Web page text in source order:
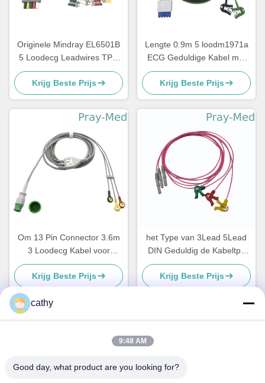
Originele Mindray EL6501B
5 Loodecg Leadwires TPU
Jasje AHA/IEC
Krijg Beste Prijs
Lengte 0.9m 5 loodm1971a
ECG Geduldige Kabel met
Klemtpu Jasje
Krijg Beste Prijs
Om 13 Pin Connector 3.6m
3 Loodecg Kabel voor
Mediana D500
Krijg Beste Prijs
het Type van 3Lead 5Lead
DIN Geduldig de Kabeltpu
Jasje Leadwire van CEI AHA
ECG
Krijg Beste Prijs
Adres
cathy
9:48 AM
Good day, what product are you looking for?